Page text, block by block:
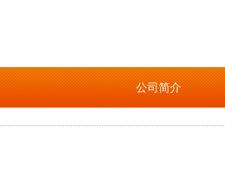
公司简介